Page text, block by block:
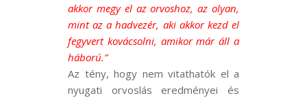
akkor megy el az orvoshoz, az olyan,
mint az a hadvezér, aki akkor kezd el
fegyvert kovácsolni, amikor már áll a
háború.”
Az tény, hogy nem vitathatók el a
nyugati orvoslás eredményei és